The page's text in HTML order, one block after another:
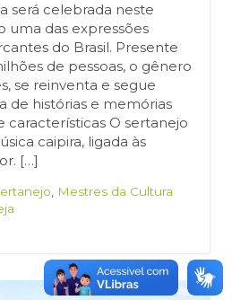
será celebrada neste
uma das expressões
do Brasil. Presente
de pessoas, o gênero
se reinventa e segue
de histórias e memórias
características O sertanejo
caipira, ligada às
[…]
Mestres da Cultura